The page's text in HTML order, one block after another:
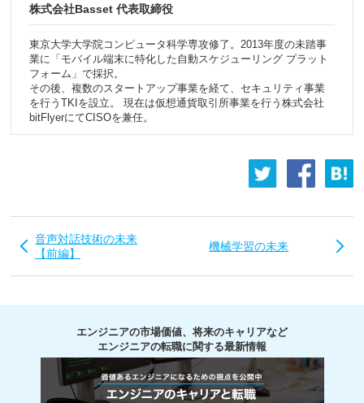
株式会社Basset 代表取締役
東京大学大学院コンピュータ科学専攻修了。2013年度の未踏事
業に「モバイル端末に特化した自動スケジューリング プラット
フォーム」で採択。
その後、複数のスタートアップ事業を経て、セキュリティ事業
を行うTKIを設立。 現在は仮想通貨取引所事業を行う株式会社
bitFlyerにてCISOを兼任。
音声対話技術の未来
【前編】
機械学習の未来
エンジニアの市場価値、将来のキャリアなど
エンジニアの転職に関する最新情報